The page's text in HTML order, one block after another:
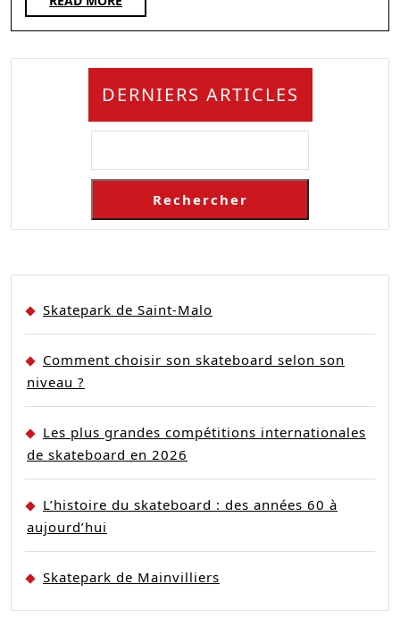
MORE
DERNIERS ARTICLES
Rechercher
Skatepark de Saint-Malo
Comment choisir son skateboard selon son
niveau ?
Les plus grandes compétitions internationales
de skateboard en 2026
L’histoire du skateboard : des années 60 à
aujourd’hui
Skatepark de Mainvilliers